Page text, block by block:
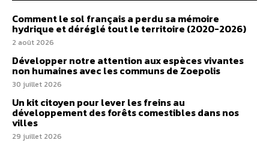
Comment le sol français a perdu sa mémoire
hydrique et déréglé tout le territoire (2020-2026)
2 août 2026
Développer notre attention aux espèces vivantes
non humaines avec les communs de Zoepolis
30 juillet 2026
Un kit citoyen pour lever les freins au
développement des forêts comestibles dans nos
villes
29 juillet 2026